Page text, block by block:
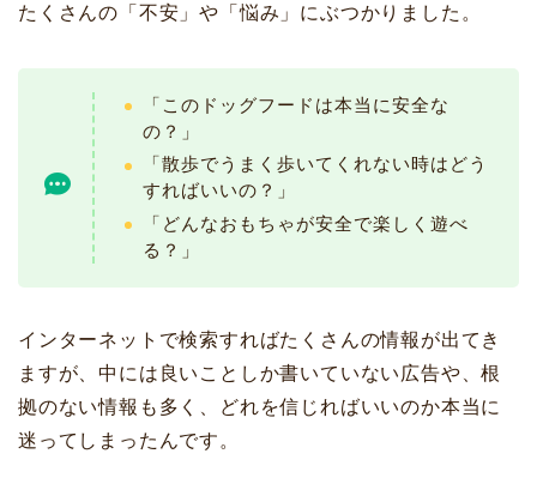
たくさんの「不安」や「悩み」にぶつかりました。
「このドッグフードは本当に安全な
の？」
「散歩でうまく歩いてくれない時はどう
すればいいの？」
「どんなおもちゃが安全で楽しく遊べ
る？」
インターネットで検索すればたくさんの情報が出てき
ますが、中には良いことしか書いていない広告や、根
拠のない情報も多く、どれを信じればいいのか本当に
迷ってしまったんです。